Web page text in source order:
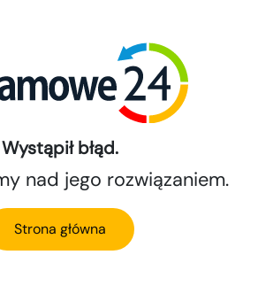
Wystąpił błąd.
nad jego rozwiązaniem.
Strona główna